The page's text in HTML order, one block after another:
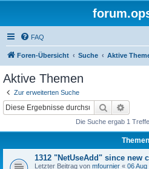
FAQ
Foren-Übersicht Suche Aktive
Aktive Themen
Zur erweiterten Suche
Suche
Die Suche ergab 1
Themen
1312 "NetUseAdd" since new
Letzter Beitrag von mfournier « 06